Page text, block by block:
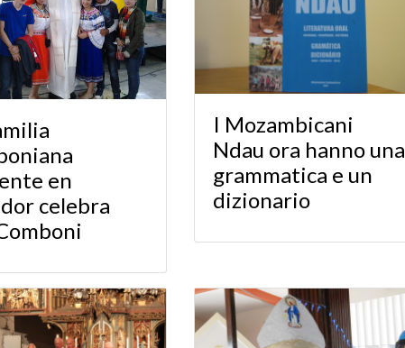
en
celebra
I Mozambicani
Ndau ora hanno una
grammatica e un
dizionario